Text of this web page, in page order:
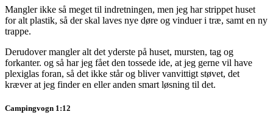
Mangler ikke så meget til indretningen, men jeg har strippet huset
for alt plastik, så der skal laves nye døre og vinduer i træ, samt en ny
trappe.
Derudover mangler alt det yderste på huset, mursten, tag og
forkanter. og så har jeg fået den tossede ide, at jeg gerne vil have
plexiglas foran, så det ikke står og bliver vanvittigt støvet, det
kræver at jeg finder en eller anden smart løsning til det.
Campingvogn 1:12